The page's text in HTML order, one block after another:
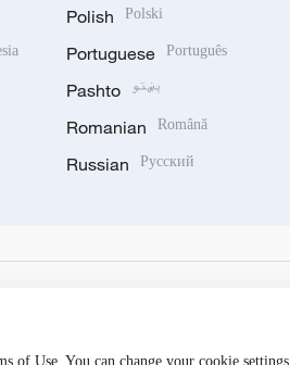
Polish Polski
Portuguese Português
Pashto پښتو
Romanian Română
Russian Русский
of Use. You can change your cookie settings